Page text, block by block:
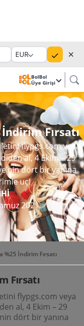
EUR ✕
BolBol
Üye Girişi
Fırsatı
flypgs.com veya
al, 4 Ekim – 29
dört bir yanına
uç!
2021
%25 İndirim Fırsatı
Fırsatı
flypgs.com veya
al, 4 Ekim – 29
dört bir yanına